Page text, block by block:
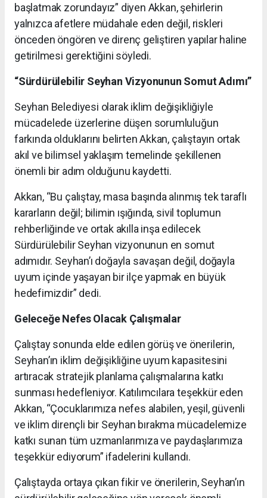
başlatmak zorundayız” diyen Akkan, şehirlerin
yalnızca afetlere müdahale eden değil, riskleri
önceden öngören ve direnç geliştiren yapılar haline
getirilmesi gerektiğini söyledi.
“Sürdürülebilir Seyhan Vizyonunun Somut Adımı”
Seyhan Belediyesi olarak iklim değişikliğiyle
mücadelede üzerlerine düşen sorumluluğun
farkında olduklarını belirten Akkan, çalıştayın ortak
akıl ve bilimsel yaklaşım temelinde şekillenen
önemli bir adım olduğunu kaydetti.
Akkan, “Bu çalıştay, masa başında alınmış tek taraflı
kararların değil; bilimin ışığında, sivil toplumun
rehberliğinde ve ortak akılla inşa edilecek
Sürdürülebilir Seyhan vizyonunun en somut
adımıdır. Seyhan’ı doğayla savaşan değil, doğayla
uyum içinde yaşayan bir ilçe yapmak en büyük
hedefimizdir” dedi.
Geleceğe Nefes Olacak Çalışmalar
Çalıştay sonunda elde edilen görüş ve önerilerin,
Seyhan’ın iklim değişikliğine uyum kapasitesini
artıracak stratejik planlama çalışmalarına katkı
sunması hedefleniyor. Katılımcılara teşekkür eden
Akkan, “Çocuklarımıza nefes alabilen, yeşil, güvenli
ve iklim dirençli bir Seyhan bırakma mücadelemize
katkı sunan tüm uzmanlarımıza ve paydaşlarımıza
teşekkür ediyorum” ifadelerini kullandı.
Çalıştayda ortaya çıkan fikir ve önerilerin, Seyhan’ın